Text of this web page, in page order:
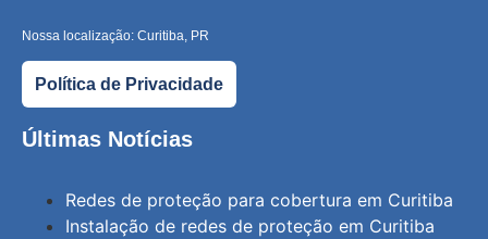
Nossa localização: Curitiba, PR
Política de Privacidade
Últimas Notícias
Redes de proteção para cobertura em Curitiba
Instalação de redes de proteção em Curitiba